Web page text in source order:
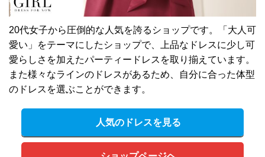
20代女子から圧倒的な人気を誇るショップです。「大人可
愛い」をテーマにしたショップで、上品なドレスに少し可
愛らしさを加えたパーティードレスを取り揃えています。
また様々なラインのドレスがあるため、自分に合った体型
のドレスを選ぶことができます。
人気のドレスを見る